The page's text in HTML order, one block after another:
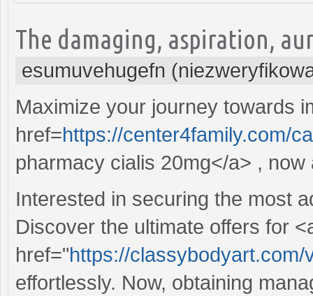
The damaging, aspiration,
esumuvehugefn
Maximize your journey towards
href=https://center4family.com/
pharmacy cialis 20mg</a> ,
Interested in securing the most
Discover the ultimate offers for
href="https://
effortlessly. Now, obtaining